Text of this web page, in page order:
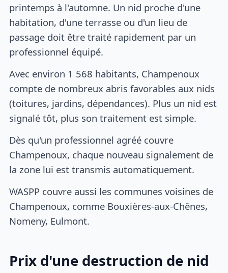
printemps à l'automne. Un nid proche d'une
habitation, d'une terrasse ou d'un lieu de
passage doit être traité rapidement par un
professionnel équipé.
Avec environ 1 568 habitants, Champenoux
compte de nombreux abris favorables aux nids
(toitures, jardins, dépendances). Plus un nid est
signalé tôt, plus son traitement est simple.
Dès qu'un professionnel agréé couvre
Champenoux, chaque nouveau signalement de
la zone lui est transmis automatiquement.
WASPP couvre aussi les communes voisines de
Champenoux, comme Bouxières-aux-Chênes,
Nomeny, Eulmont.
Prix d'une destruction de nid